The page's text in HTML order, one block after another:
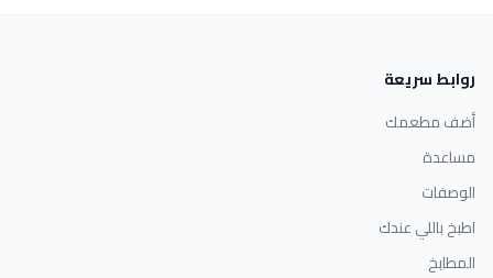
روابط سريعة
أضف مطعمك
مساعدة
الوصفات
اطبخ باللي عندك
المطابخ